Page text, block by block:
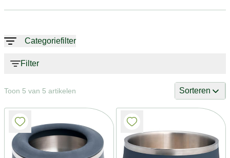
Categoriefilter
Filter
Toon 5 van 5 artikelen Sorteren